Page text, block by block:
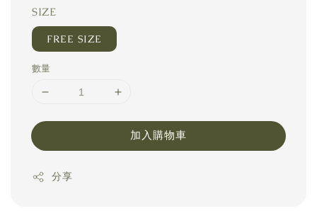
SIZE
FREE SIZE
數量
加入購物車
分享